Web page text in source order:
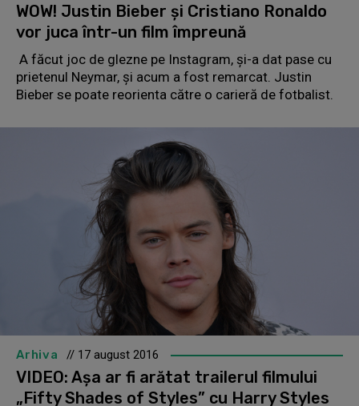
WOW! Justin Bieber şi Cristiano Ronaldo
vor juca într-un film împreună
A făcut joc de glezne pe Instagram, şi-a dat pase cu
prietenul Neymar, şi acum a fost remarcat. Justin
Bieber se poate reorienta către o carieră de fotbalist.
Arhiva // 17 august 2016
VIDEO: Aşa ar fi arătat trailerul filmului
„Fifty Shades of Styles” cu Harry Styles